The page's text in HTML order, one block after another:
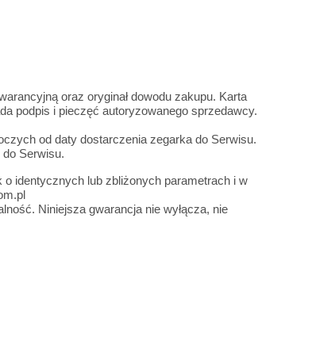
oraz oryginał dowodu zakupu. Karta
podpis i pieczęć autoryzowanego sprzedawcy.
od daty dostarczenia zegarka do Serwisu.
Serwisu.
identycznych lub zbliżonych parametrach i w
Niniejsza gwarancja nie wyłącza, nie